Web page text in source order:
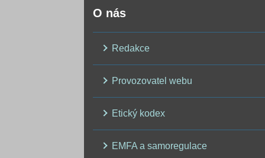
O nás
Redakce
Provozovatel webu
Etický kodex
EMFA a samoregulace